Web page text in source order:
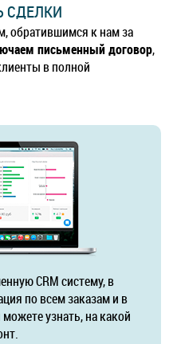
СДЕЛКИ
обратившимся к нам за
письменный договор,
в полной
CRM систему, в
по всем заказам и в
узнать, на какой